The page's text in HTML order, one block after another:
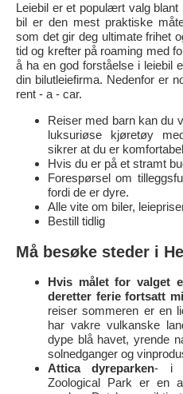
Leiebil er et populært valg blant
bil er den mest praktiske
som det gir deg ultimate frihet
tid og krefter på roaming med
å ha en god forståelse i leiebil
din bilutleiefirma. Nedenfor er
rent - a - car.
Reiser med barn kan du
luksuriøse kjøretøy
sikrer at du er
Hvis du er på et stramt
Forespørsel om
fordi de er dyre.
Alle vite om biler,
Bestill tidlig
Må besøke steder i
Hvis målet for valget
deretter ferie fortsatt
reiser sommeren er en
har vakre vulkanske
dype blå havet, yrende
solnedganger og
Attica dyreparken- i
Zoological Park er en